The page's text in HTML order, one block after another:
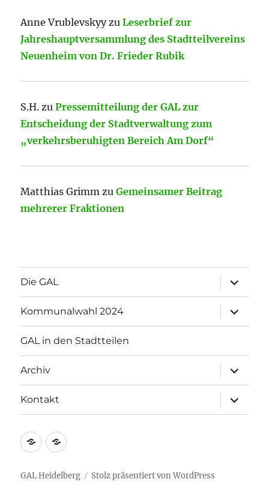
Anne VrublevskyyzuLeserbrief zur
Jahreshauptversammlung des Stadtteilvereins
Neuenheim von Dr. Frieder Rubik
S.H. zuPressemitteilung der GAL zur
Entscheidung der Stadtverwaltung zum
„verkehrsberuhigten Bereich Am Dorf“
Matthias Grimm zuGemeinsamer Beitrag
mehrerer Fraktionen
Die GAL
öffnen
Kommunalwahl 2024
öffnen
GAL in den Stadtteilen
Archiv
öffnen
Kontakt
öffnen
ImpressumDatenschutzerklärung
GAL Heidelberg Stolz präsentiert von WordPress